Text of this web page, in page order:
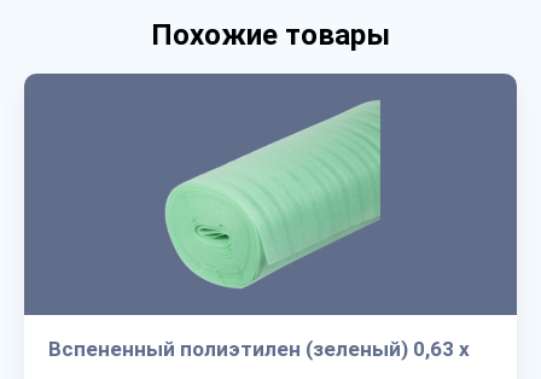
Похожие товары
Вспененный полиэтилен (зеленый) 0,63 х